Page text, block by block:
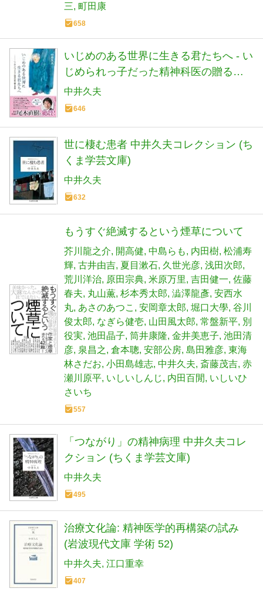
三 町田康
658
いじめのある世界に生きる君たちへ - い
じめられっ子だった精神科医の贈る言
葉
中井久夫
646
世に棲む患者 中井久夫コレクション (ち
くま学芸文庫)
中井久夫
632
もうすぐ絶滅するという煙草について
芥川龍之介 開高健 中島らも 内田樹 松浦寿
輝 古井由吉 夏目漱石 久世光彦 浅田次郎
荒川洋治 原田宗典 米原万里 吉田健一 佐藤
春夫 丸山薫 杉本秀太郎 澁澤龍彥 安西水
丸 あさのあつこ 安岡章太郎 堀口大學 谷川
俊太郎 なぎら健壱 山田風太郎 常盤新平 別
役実 池田晶子 筒井康隆 金井美恵子 池田清
彦 泉昌之 倉本聰 安部公房 島田雅彦 東海
林さだお 小田島雄志 中井久夫 斎藤茂吉 赤
瀬川原平 いしいしんじ 内田百閒
いしいひ
さいち
557
「つながり」の精神病理 中井久夫コレ
クション (ちくま学芸文庫)
中井久夫
495
治療文化論: 精神医学的再構築の試み
(岩波現代文庫 学術 52)
中井久夫 江口重幸
407